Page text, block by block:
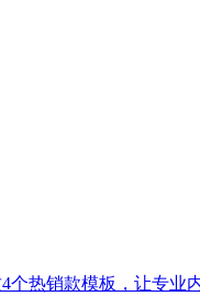
个热销款模板，让专业